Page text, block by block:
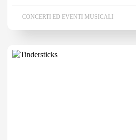
CONCERTI ED EVENTI MUSICALI